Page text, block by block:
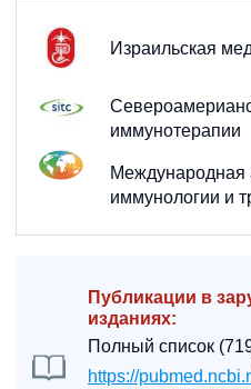
Израильская
иммунотерапии
Международная
иммунологии и
Публикации в
изданиях:
Полный список
https://